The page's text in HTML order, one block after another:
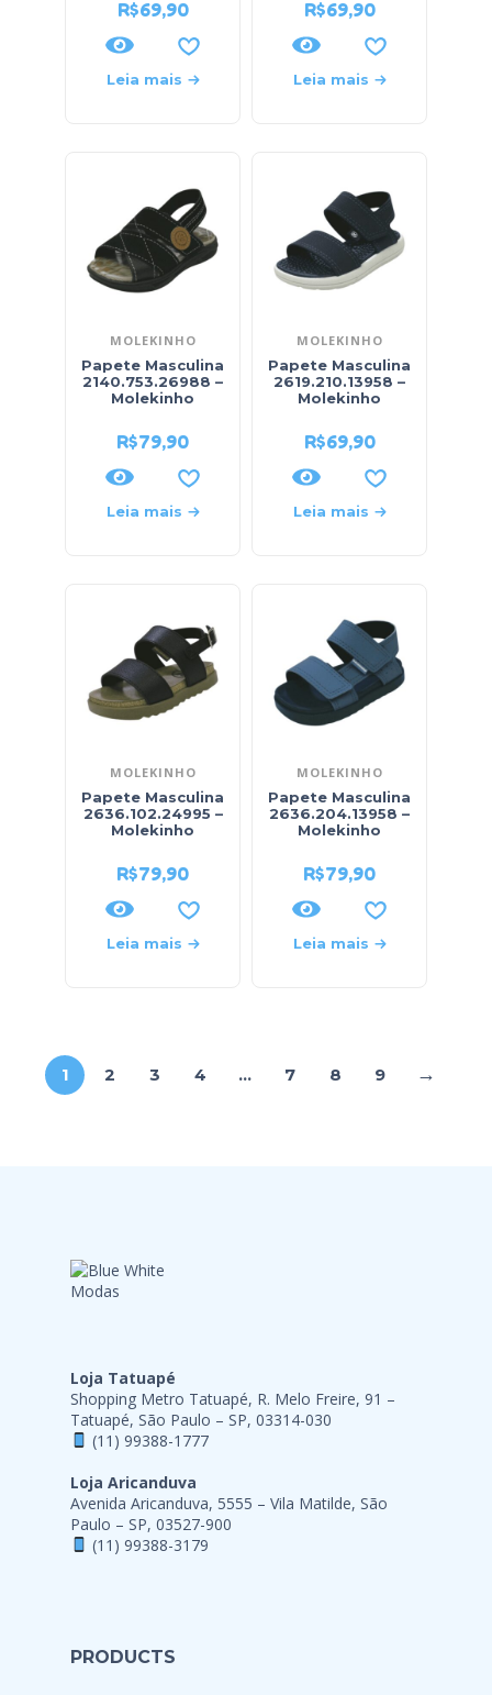
R$69,90
Leia mais
R$69,90
Leia mais
MOLEKINHO
Papete Masculina
2140.753.26988 –
Molekinho
R$79,90
Leia mais
MOLEKINHO
Papete Masculina
2619.210.13958 –
Molekinho
R$69,90
Leia mais
MOLEKINHO
Papete Masculina
2636.102.24995 –
Molekinho
R$79,90
Leia mais
MOLEKINHO
Papete Masculina
2636.204.13958 –
Molekinho
R$79,90
Leia mais
1 2 3 4 … 7 8 9 →
Loja Tatuapé
Shopping Metro Tatuapé, R. Melo Freire, 91 –
Tatuapé, São Paulo – SP, 03314-030
(11) 99388-1777
Loja Aricanduva
Avenida Aricanduva, 5555 – Vila Matilde, São
Paulo – SP, 03527-900
(11) 99388-3179
PRODUCTS